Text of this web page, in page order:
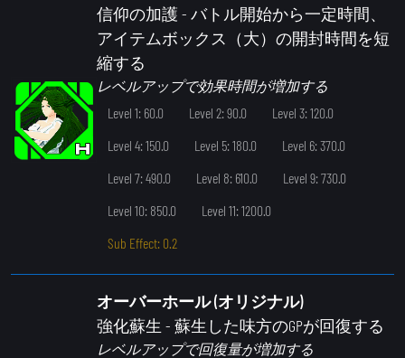
信仰の加護 - バトル開始から一定時間、
アイテムボックス（大）の開封時間を短
縮する
レベルアップで効果時間が増加する
Level 1: 60.0
Level 2: 90.0
Level 3: 120.0
Level 4: 150.0
Level 5: 180.0
Level 6: 370.0
Level 7: 490.0
Level 8: 610.0
Level 9: 730.0
Level 10: 850.0
Level 11: 1200.0
Sub Effect: 0.2
オーバーホール (オリジナル)
強化蘇生 - 蘇生した味方のGPが回復する
レベルアップで回復量が増加する